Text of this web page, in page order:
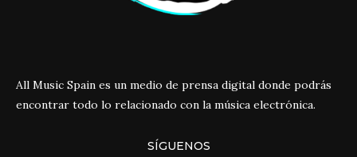
All Music Spain es un medio de prensa digital donde podrás
encontrar todo lo relacionado con la música electrónica.
SÍGUENOS